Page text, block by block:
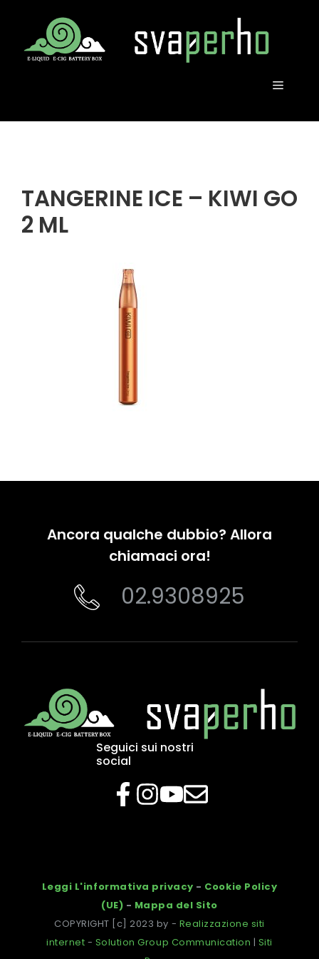
contenuto
MENU
TANGERINE ICE – KIWI GO
2 ML
Ancora qualche dubbio? Allora
chiamaci ora!
02.9308925
Seguici sui nostri
social
Leggi L'informativa privacy - Cookie Policy
(UE) - Mappa del Sito
COPYRIGHT [c] 2023 by - Realizzazione siti
internet - Solution Group Communication | Siti